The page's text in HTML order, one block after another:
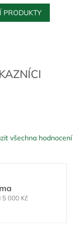
všechna hodnocení
PRODUKTY